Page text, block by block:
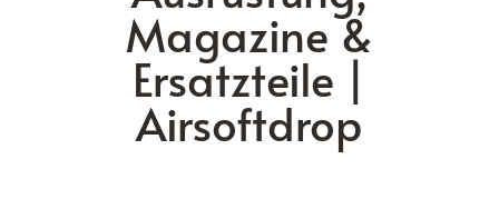
Magazine &
Ersatzteile |
Airsoftdrop